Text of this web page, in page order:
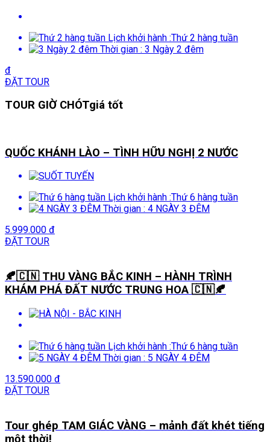
Lịch khởi hành :Thứ 2 hàng tuần
Thời gian : 3 Ngày 2 đêm
đ
ĐẶT TOUR
TOUR GIỜ CHÓTgiá tốt
QUỐC KHÁNH LÀO – TÌNH HỮU NGHỊ 2 NƯỚC
Lịch khởi hành :Thứ 6 hàng tuần
Thời gian : 4 NGÀY 3 ĐÊM
5.999.000 đ
ĐẶT TOUR
🍂🇨🇳 THU VÀNG BẮC KINH – HÀNH TRÌNH
KHÁM PHÁ ĐẤT NƯỚC TRUNG HOA 🇨🇳🍂
Lịch khởi hành :Thứ 6 hàng tuần
Thời gian : 5 NGÀY 4 ĐÊM
13.590.000 đ
ĐẶT TOUR
Tour ghép TAM GIÁC VÀNG – mảnh đất khét tiếng
một thời!